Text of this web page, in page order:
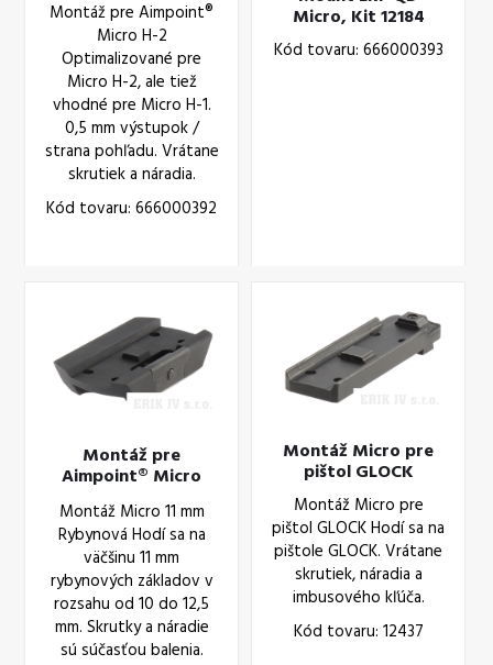
Montáž pre Aimpoint®
Micro H-2
Optimalizované pre
Micro H-2, ale tiež
vhodné pre Micro H-1.
0,5 mm výstupok /
strana pohľadu. Vrátane
skrutiek a náradia.
Kód tovaru: 666000392
Micro, Kit 12184
Kód tovaru: 666000393
Montáž pre
Aimpoint® Micro
11mm
Montáž Micro 11 mm
Rybynová Hodí sa na
väčšinu 11 mm
rybynových základov v
rozsahu od 10 do 12,5
mm. Skrutky a náradie
sú súčasťou balenia.
Montáž Micro pre
pištol GLOCK
Montáž Micro pre
pištol GLOCK Hodí sa na
pištole GLOCK. Vrátane
skrutiek, náradia a
imbusového kľúča.
Kód tovaru: 12437